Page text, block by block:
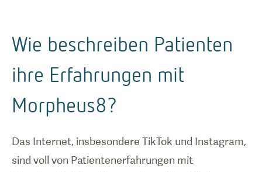
Wie beschreiben Patienten
ihre Erfahrungen mit
Morpheus8?
Das Internet, insbesondere TikTok und Instagram,
sind voll von Patientenerfahrungen mit